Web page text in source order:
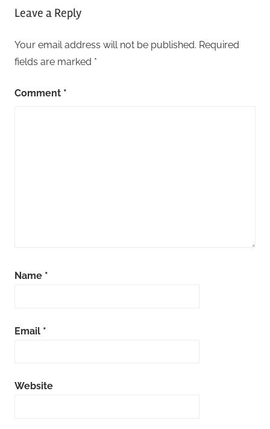
Leave a Reply
Your email address will not be published. Required
fields are marked *
Comment *
Name *
Email *
Website